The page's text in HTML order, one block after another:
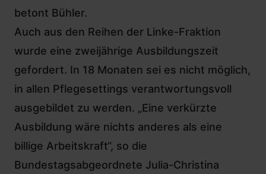
betont Bühler.
Auch aus den Reihen der Linke-Fraktion
wurde eine zweijährige Ausbildungszeit
gefordert. In 18 Monaten sei es nicht möglich,
in allen Pflegesettings verantwortungsvoll
ausgebildet zu werden. „Eine verkürzte
Ausbildung wäre nichts anderes als eine
billige Arbeitskraft“, so die
Bundestagsabgeordnete Julia-Christina